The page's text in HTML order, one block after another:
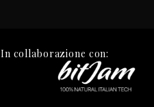
In collaborazione con: